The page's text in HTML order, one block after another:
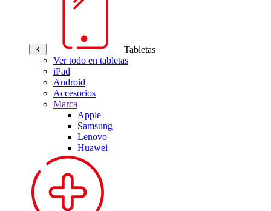
Tabletas
Ver todo en tabletas
iPad
Android
Accesorios
Marca
Apple
Samsung
Lenovo
Huawei